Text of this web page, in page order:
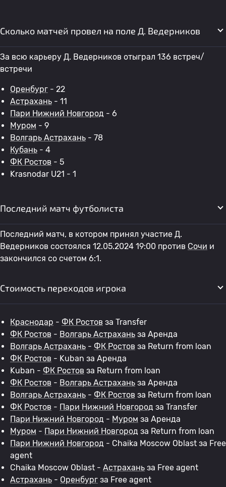
Сколько матчей провел на поле Д. Ведерников
За всю карьеру Д. Ведерников отыграл 136 встреч/
встречи
Оренбург - 22
Астрахань - 11
Пари Нижний Новгород - 6
Муром - 9
Волгарь Астрахань - 78
Кубань - 4
ФК Ростов - 5
Krasnodar U21 - 1
Последний матч футболиста
Последний матч, в котором принял участие Д.
Ведерников состоялся 12.05.2024 19:00 против Сочи и
закончился со счетом 6:1.
Стоимость переходов игрока
Краснодар - ФК Ростов за Transfer
ФК Ростов - Волгарь Астрахань за Аренда
Волгарь Астрахань - ФК Ростов за Return from loan
ФК Ростов - Kuban за Аренда
Kuban - ФК Ростов за Return from loan
ФК Ростов - Волгарь Астрахань за Аренда
Волгарь Астрахань - ФК Ростов за Return from loan
ФК Ростов - Пари Нижний Новгород за Transfer
Пари Нижний Новгород - Муром за Аренда
Муром - Пари Нижний Новгород за Return from loan
Пари Нижний Новгород - Chaika Moscow Oblast за Free
agent
Chaika Moscow Oblast - Астрахань за Free agent
Астрахань - Оренбург за Free agent